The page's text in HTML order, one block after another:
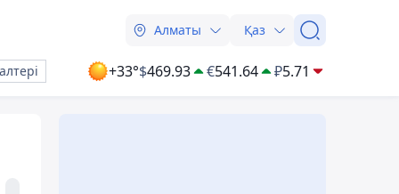
Алматы Қаз
+33°$469.93 €541.64 ₽5.71